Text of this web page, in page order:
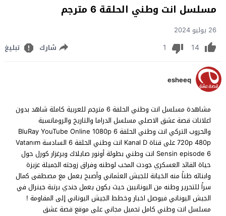
مسلسل انت وطني الحلقة 6 مترجم
26 يوليو 2024
14
1 شارك تبليغ
esheeq
مشاهدة مسلسل انت وطني الحلقة 6 مترجم للعربية كاملة شاهد بدون
اعلانات قصة عشق الاصلي مسلسل الدراما والتاريخ والرومانسية
والحروب التركي انت وطني الحلقة 6 BluRay YouTube Online 1080p
720p 480p على قناة Kanal D انت وطني الحلقة 6 السادسة Vatanım
Sensin episode 6 انت وطني بطولة أونور صايلاك وبرغزار كورل حول
حياة القائد العسكري جودت المحب لوطنه وفراق زوجته الجميلة عزيزة
وابنائه ظناً منه الخيانة للجيش العثماني وأصبح يعمل مع مصطفى كمال
سراً للتحرير وطنه من اليونانيين حيث يكون يعمل جندي برتبة جينرال في
الجيش اليوناني فيوصل اخبار وخطط الجيش اليوناني إلى المقاومة !
مسلسل انت وطني كامل تحميل مجاني على موقع قصة عشق